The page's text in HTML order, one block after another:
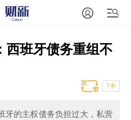
西班牙债务重组不
T中
牙的主权债务负担过大，私营